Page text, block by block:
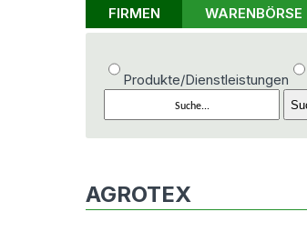
FIRMEN WARENBÖRSE
Produkte/Dienstleistungen
AGROTEX